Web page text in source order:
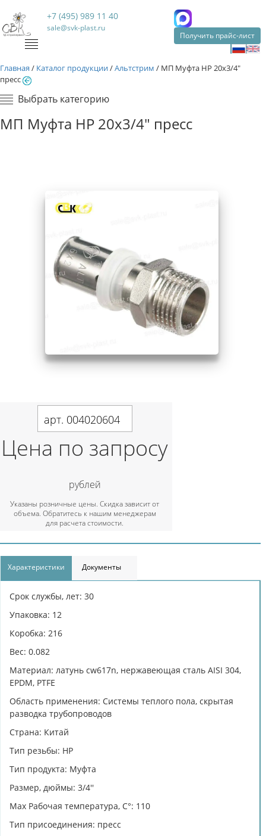
+7 (495) 989 11 40
sale@svk-plast.ru
Получить прайс-лист
Главная / Каталог продукции/Альтстрим / МП Муфта НР 20х3/4"
пресс
Выбрать категорию
МП Муфта НР 20х3/4" пресс
арт. 004020604
Цена по запросу
рублей
Указаны розничные цены. Скидка зависит от
объема. Обратитесь к нашим менеджерам
для расчета стоимости.
Характеристики Документы
Срок службы, лет: 30
Упаковка: 12
Коробка: 216
Вес: 0.082
Материал: латунь cw617n, нержавеющая сталь AISI 304,
EPDM, PTFE
Область применения: Системы теплого пола, скрытая
разводка трубопроводов
Страна: Китай
Тип резьбы: НР
Тип продукта: Муфта
Размер, дюймы: 3/4''
Max Рабочая температура, C°: 110
Тип присоединения: пресс